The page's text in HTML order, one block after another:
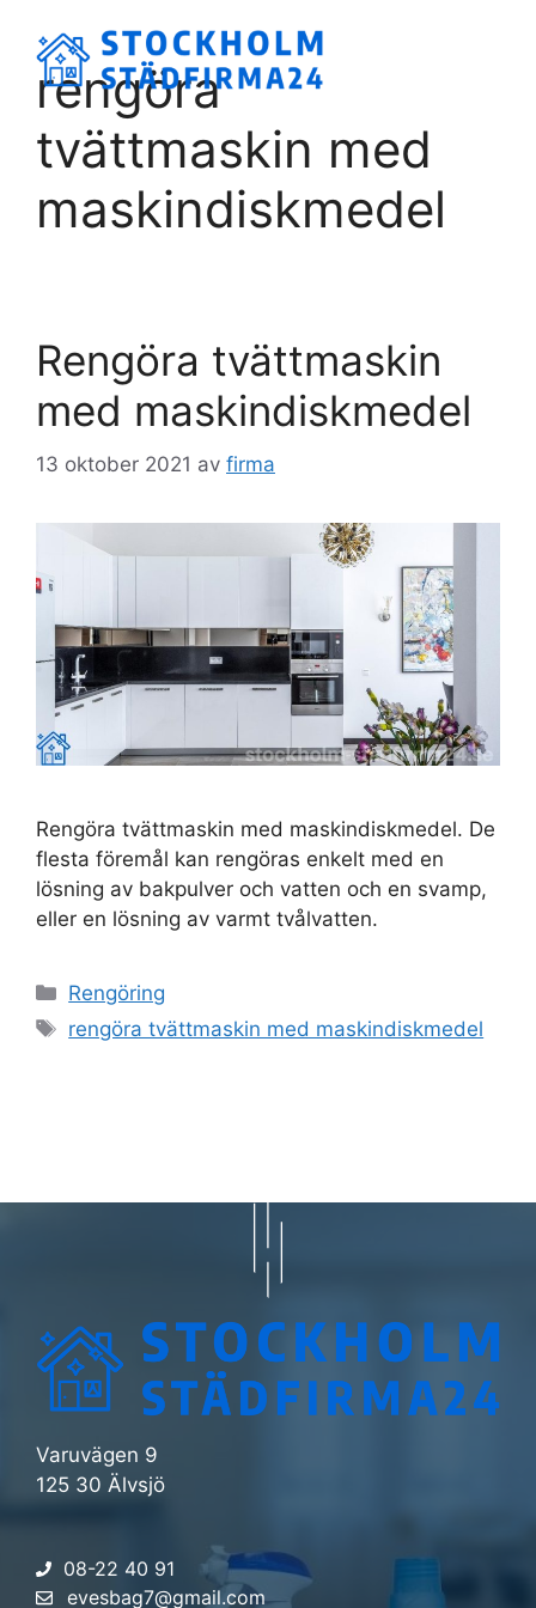
innehållrengöra
tvättmaskin med
maskindiskmedel
Rengöra tvättmaskin
med maskindiskmedel
13 oktober 2021 av firma
Rengöra tvättmaskin med maskindiskmedel. De
flesta föremål kan rengöras enkelt med en
lösning av bakpulver och vatten och en svamp,
eller en lösning av varmt tvålvatten.
Kategorier
Rengöring
Etiketter
rengöra tvättmaskin med maskindiskmedel
Varuvägen 9
125 30 Älvsjö
08-22 40 91
evesbag7@gmail.com